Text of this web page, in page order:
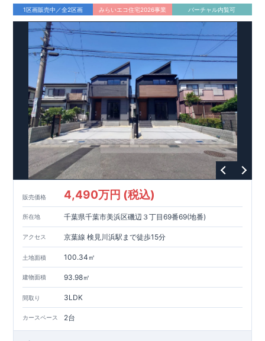
燥までおまかせで、ゆとりの時間が生まれます♪
・折上天井・勾配天井を採用し、奥行きと開放感ある上質な空
間を演出♪
アクセス
「今羽」駅まで徒歩12分,自転車5分（
「東大宮」
駅まで徒歩 自転車7分（1,4㎞）
ロケーション
・泰平小学校（徒歩6分）
・泰平中学校（徒歩10分）
・コモディイイダ東大宮店（徒歩4
・ウエルシア上尾原市店（徒歩5分）
・ミニストップ上尾原市南店（徒歩6分）
東栄住宅ブルーミングガーデンのこだわりの家づくり
全棟自社一貫体制
もっと詳しく
◇誰が、何をしたか。が明確だからこそ、お客様の安心に繋が
◇設計、施工、営業が互いに協力しあい、最良のプランを提供
いたします。
◇不要な中間マージンを抑えることで、コストダウンに努めて
耐震等級
取得
もっと詳しく
◇国が定めた耐震等級で最高の
た、｢数百年に一度発生する地震に対して、倒壊、崩壊しな
い。｣という基準から、さらに
す。
安心の長期優良住宅！
もっと詳しく
◇東栄住宅は、全
◇長期優良住宅とは、｢良い家を作って、きちんと手入れをし
て、長く大切に使う｣ことを目的とした認定制度。住宅ローン減
税、固定資産税などの税制優遇を受けられるだけでなく、中古
1区画販売中／全2区画 みらいエコ住宅2026事業 バーチャル内覧可
販売価格 4,490万円 (税込)
所在地 千葉県千葉市美浜区磯辺３丁目69番69(地番)
アクセス 京葉線 検見川浜駅まで徒歩15分
土地面積 100.34㎡
建物面積 93.98㎡
間取り 3LDK
カースペース 2台